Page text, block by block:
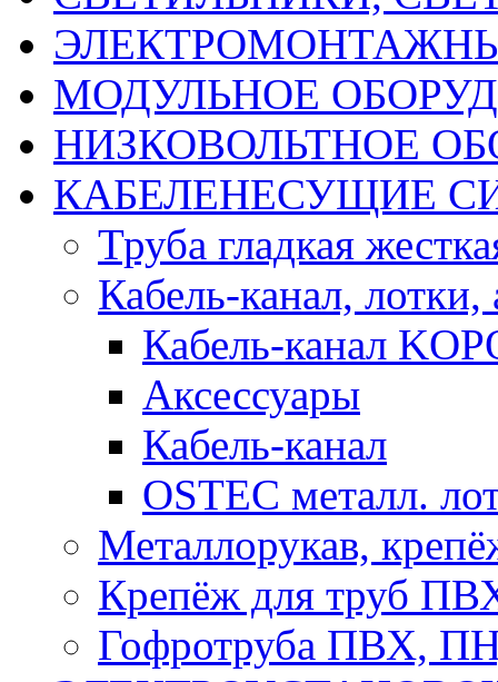
МОДУЛЬНОЕ
НИЗКОВОЛЬТНОЕ
КАБЕЛЕНЕСУЩИЕ
Труба гладкая
Кабель-канал, лотки,
Кабель-канал
Аксессуары
Кабель-канал
OSTEC металл.
Металлорукав,
Крепёж для труб
Гофротруба ПВХ,